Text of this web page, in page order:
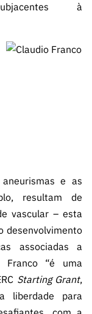
à
e as
resultam de
vascular – esta
desenvolvimento
associadas a
Franco “é uma
Starting Grant,
liberdade para